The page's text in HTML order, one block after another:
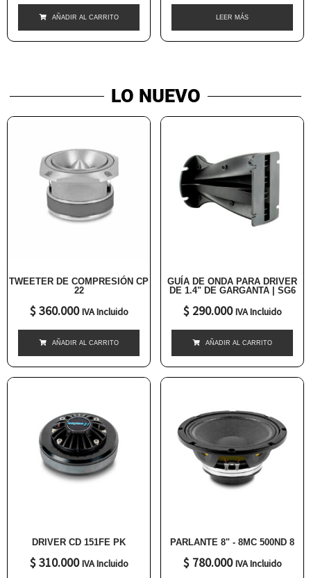
AÑADIR AL CARRITO LEER MÁS
LO NUEVO
TWEETER DE COMPRESIÓN CP
22
$360.000 IVA Incluido
AÑADIR AL CARRITO
GUÍA DE ONDA PARA DRIVER
DE 1.4" DE GARGANTA | SG6
$290.000 IVA Incluido
AÑADIR AL CARRITO
DRIVER CD 151FE PK
$310.000 IVA Incluido
PARLANTE 8" - 8MC 500ND 8
$780.000 IVA Incluido